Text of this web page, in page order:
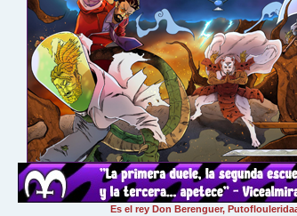
Es el rey Don Berenguer,